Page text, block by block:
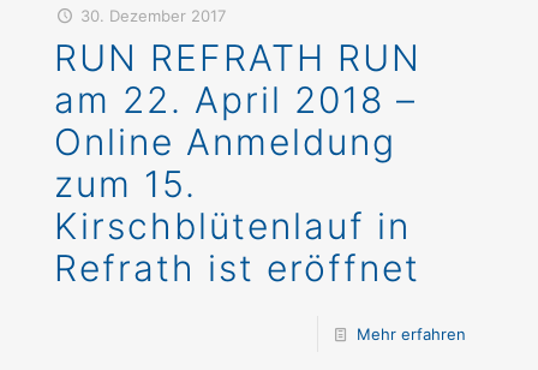
30. Dezember 2017
RUN REFRATH RUN
am 22. April 2018 –
Online Anmeldung
zum 15.
Kirschblütenlauf in
Refrath ist eröffnet
Mehr erfahren